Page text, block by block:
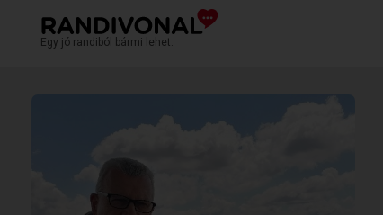
Egy jó randiból bármi lehet.